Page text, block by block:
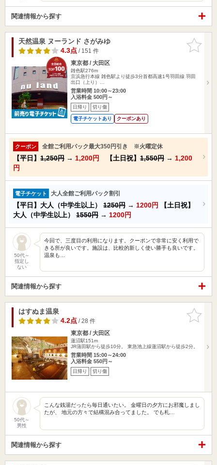
関連情報から探す
お気に入
りに追加
天然温泉 ヌーランド さがみゆ
4.3点/ 151 件
東京都 / 大田区
雑色駅276m
京浜急行本線 雑色駅より徒歩3分首都高速1号羽田線 羽田
出口（上り）…
営業時間 10:00～23:00
入浴料金 500円～
日帰り 切り傷
電子チケットあり クーポンあり
クーポン 全館ご利用パック最大350円引き ※火曜定休
【平日】 1,250円 → 1,200円 【土日祝】 1,550円 → 1,200
円
電子チケット 大人全館ご利用パック割引
【平日】大人（中学生以上） 1250円 → 1200円
【土日祝】
大人（中学生以上） 1550円 → 1200円
50代～
指定し
ない
今回で、三度目の利用になります。クーポンで非常に安く利用で
きる所が良いです。施設は、比較的新しく使い勝手も良いです。
温泉も…
関連情報から探す
お気に入
りに追加
はすぬま温泉
4.2点/ 28 件
東京都 / 大田区
蓮沼駅151m
JR蒲田駅から徒歩10分。 東急池上線蓮沼駅から徒歩2分。
営業時間 15:00～24:00
入浴料金 550円～
日帰り 切り傷
50代～
男性
こんな銭湯だったら毎日通いたい。 金曜日の夕方にお邪魔しまし
たが、 地元の方々で結構混み合ってました。 でも札…
関連情報から探す